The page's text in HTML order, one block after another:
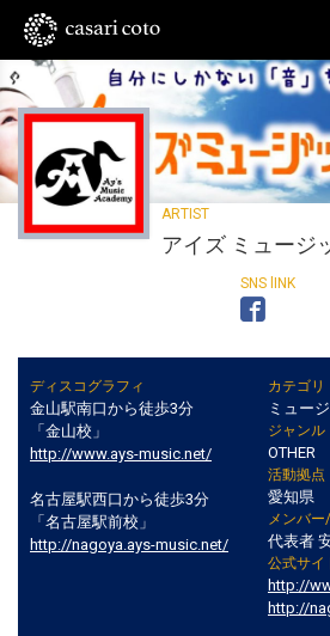
アイズ ミュージ
ディスコグラフィ
金山駅南口から徒歩3分
「金山校」
http://www.ays-music.net/
名古屋駅西口から徒歩3分
「名古屋駅前校」
http://nagoya.ays-music.net/
カテゴリ
ミュー
ジャンル
OTHER
活動拠点
愛知県
メンバー
代表者
公式サイ
http://
http://